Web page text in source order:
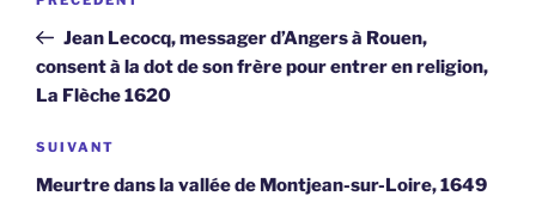
l’article
précédent
Jean Lecocq, messager d’Angers à Rouen,
consent à la dot de son frère pour entrer en religion,
La Flèche 1620
Article
suivant
SUIVANT
Meurtre dans la vallée de Montjean-sur-Loire, 1649